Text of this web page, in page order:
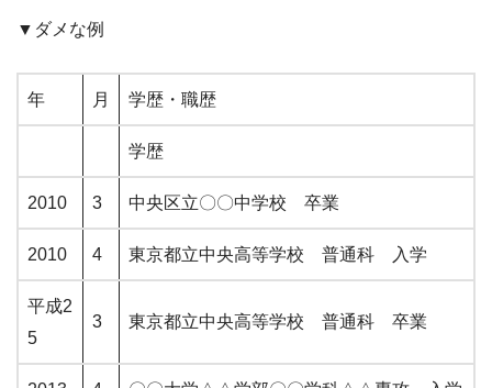
▼ダメな例
年 月 学歴・職歴
学歴
2010 3 中央区立〇〇中学校 卒業
2010 4 東京都立中央高等学校 普通科 入学
平成2
5
3 東京都立中央高等学校 普通科 卒業